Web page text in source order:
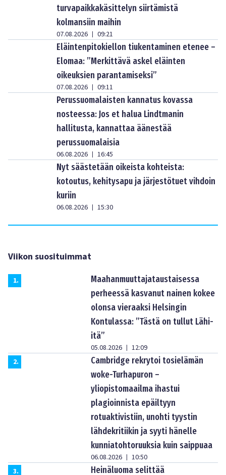
turvapaikkakäsittelyn siirtämistä
kolmansiin maihin
07.08.2026 | 09:21
Eläintenpitokiellon tiukentaminen etenee –
Elomaa: ”Merkittävä askel eläinten
oikeuksien parantamiseksi”
07.08.2026 | 09:11
Perussuomalaisten kannatus kovassa
nosteessa: Jos et halua Lindtmanin
hallitusta, kannattaa äänestää
perussuomalaisia
06.08.2026 | 16:45
Nyt säästetään oikeista kohteista:
kotoutus, kehitysapu ja järjestötuet vihdoin
kuriin
06.08.2026 | 15:30
Viikon suosituimmat
1.
Maahanmuuttajataustaisessa
perheessä kasvanut nainen kokee
olonsa vieraaksi Helsingin
Kontulassa: ”Tästä on tullut Lähi-
itä”
05.08.2026 | 12:09
2.
Cambridge rekrytoi tosielämän
woke-Turhapuron –
yliopistomaailma ihastui
plagioinnista epäiltyyn
rotuaktivistiin, unohti tyystin
lähdekritiikin ja syyti hänelle
kunniatohtoruuksia kuin saippuaa
06.08.2026 | 10:50
3. Heinäluoma selittää